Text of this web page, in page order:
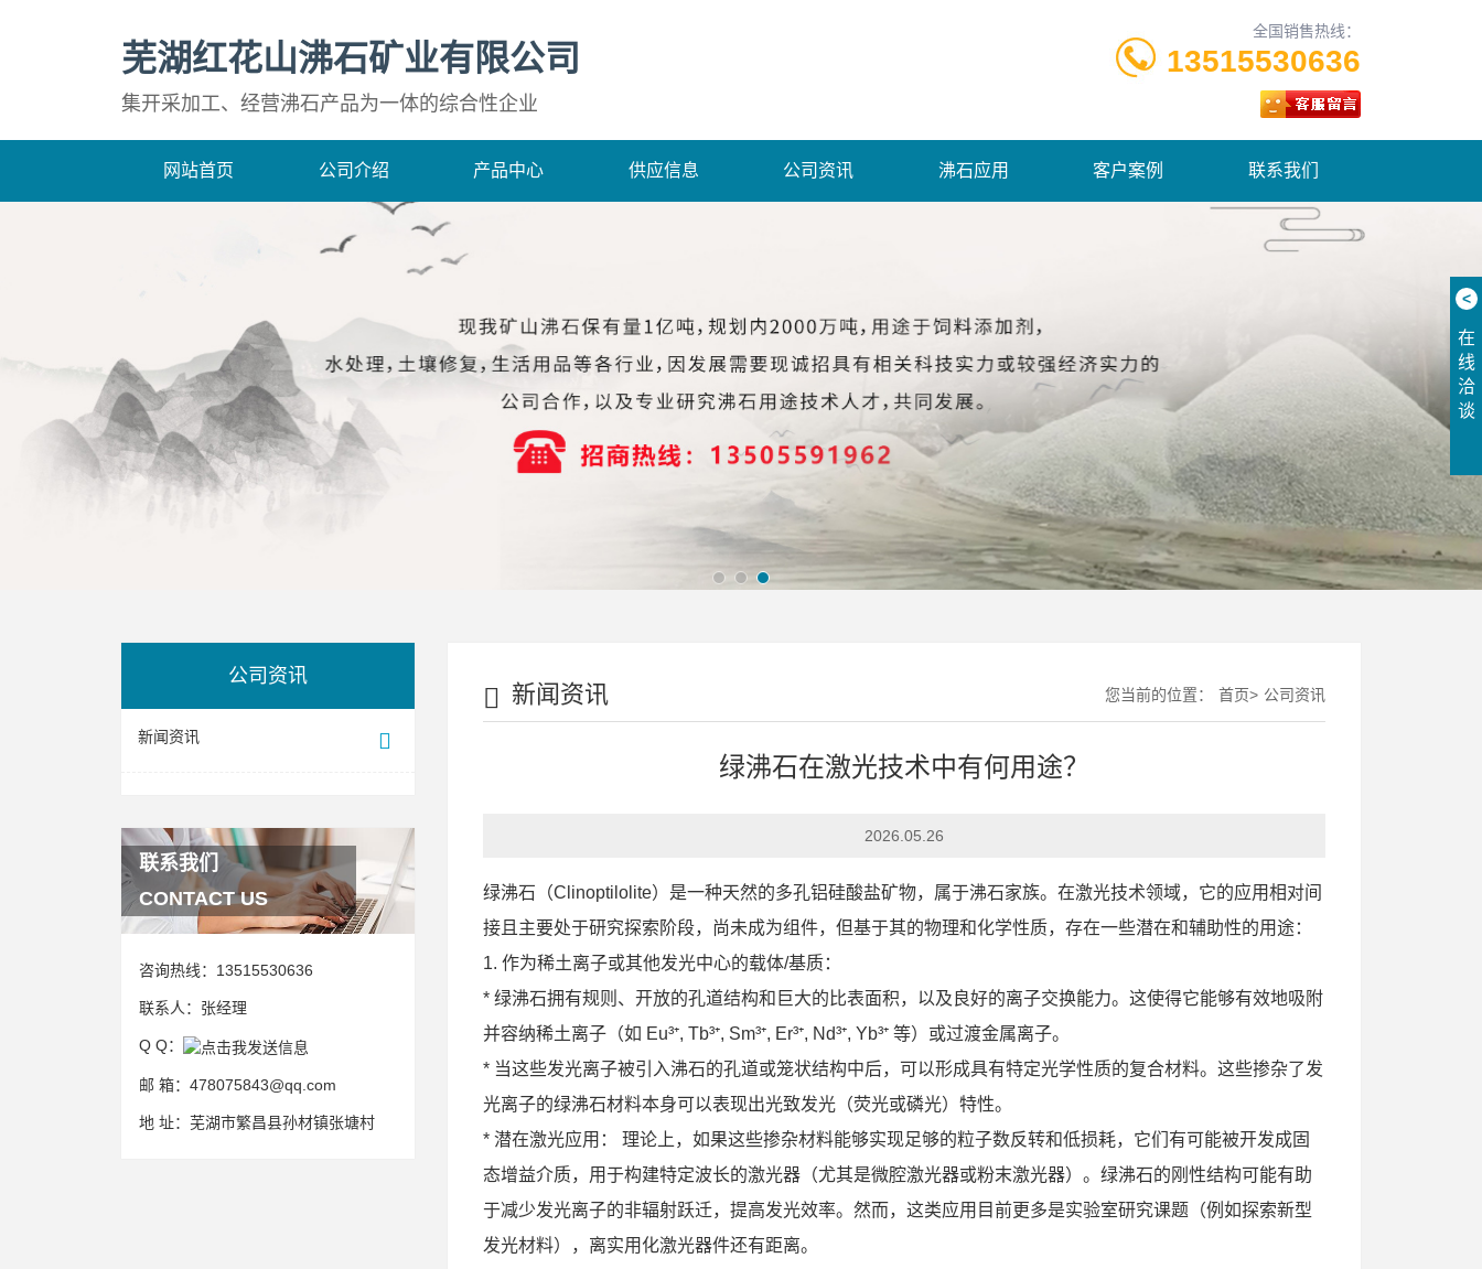
芜湖红花山沸石矿业有限公司
集开采加工、经营沸石产品为一体的综合性企业
全国销售热线：
13515530636
网站首页 公司介绍 产品中心 供应信息 公司资讯 沸石应用 客户案例 联系我们
公司资讯
新闻资讯
联系我们
CONTACT US
咨询热线： 13515530636
联系人： 张经理
Q Q：
邮 箱： 478075843@qq.com
地 址： 芜湖市繁昌县孙材镇张塘村
新闻资讯 您当前的位置： 首页> 公司资讯
绿沸石在激光技术中有何用途？
2026.05.26
绿沸石（Clinoptilolite）是一种天然的多孔铝硅酸盐矿物，属于沸石家族。在激光技术领域，它的应用相对间
接且主要处于研究探索阶段，尚未成为组件，但基于其的物理和化学性质，存在一些潜在和辅助性的用途：
1. 作为稀土离子或其他发光中心的载体/基质：
* 绿沸石拥有规则、开放的孔道结构和巨大的比表面积，以及良好的离子交换能力。这使得它能够有效地吸附
并容纳稀土离子（如 Eu³⁺, Tb³⁺, Sm³⁺, Er³⁺, Nd³⁺, Yb³⁺ 等）或过渡金属离子。
* 当这些发光离子被引入沸石的孔道或笼状结构中后，可以形成具有特定光学性质的复合材料。这些掺杂了发
光离子的绿沸石材料本身可以表现出光致发光（荧光或磷光）特性。
* 潜在激光应用： 理论上，如果这些掺杂材料能够实现足够的粒子数反转和低损耗，它们有可能被开发成固
态增益介质，用于构建特定波长的激光器（尤其是微腔激光器或粉末激光器）。绿沸石的刚性结构可能有助
于减少发光离子的非辐射跃迁，提高发光效率。然而，这类应用目前更多是实验室研究课题（例如探索新型
发光材料），离实用化激光器件还有距离。
<
在
线
洽
谈